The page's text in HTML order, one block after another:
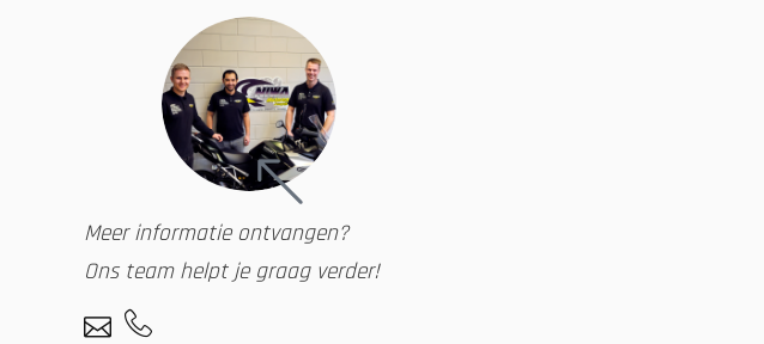
Meer informatie ontvangen?
Ons team helpt je graag verder!